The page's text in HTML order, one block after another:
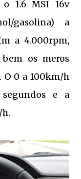
1.6 MSI 16v
gasolina) a
a 4.000rpm,
os meros
O 0 a 100km/h
e a